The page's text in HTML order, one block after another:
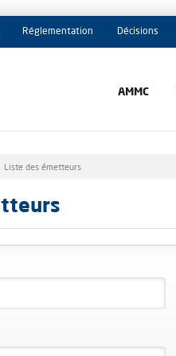
Réglementation Décisions
AMMC
Liste des émetteurs